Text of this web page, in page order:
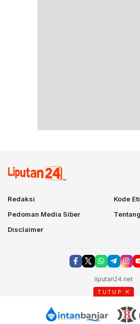
Redaksi
Kode
Pedoman Media Siber
Disclaimer
liputan24.net
TUTUP